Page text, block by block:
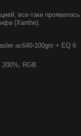
все-таки проявилась
(Xanthe).
ac640-100gm + EQ 6
200%, RGB.